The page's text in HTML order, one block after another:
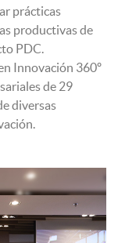
prácticas
productivas de
PDC.
Innovación 360º
de 29
diversas